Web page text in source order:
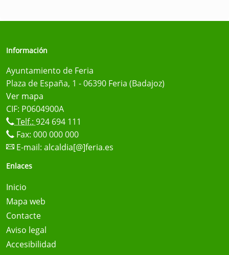
Información
Ayuntamiento de Feria
Plaza de España, 1 - 06390 Feria (Badajoz)
Ver mapa
CIF: P0604900A
Telf.: 924 694 111
Fax: 000 000 000
E-mail: alcaldia[@]feria.es
Enlaces
Inicio
Mapa web
Contacte
Aviso legal
Accesibilidad